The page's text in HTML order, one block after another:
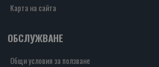
Карта на сайта
ОБСЛУЖВАНЕ
Общи условия за ползване